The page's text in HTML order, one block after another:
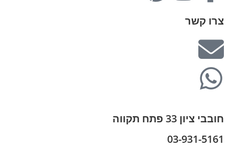
צרו קשר
חובבי ציון 33 פתח תקווה
03-931-5161